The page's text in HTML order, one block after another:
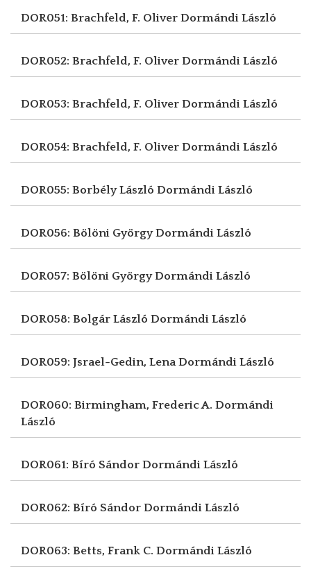
DOR051: Brachfeld, F. Oliver Dormándi László
DOR052: Brachfeld, F. Oliver Dormándi László
DOR053: Brachfeld, F. Oliver Dormándi László
DOR054: Brachfeld, F. Oliver Dormándi László
DOR055: Borbély László Dormándi László
DOR056: Bölöni GyörgyDormándi László
DOR057: Bölöni GyörgyDormándi László
DOR058: Bolgár László Dormándi László
DOR059: Jsrael-Gedin, LenaDormándi László
DOR060: Birmingham, Frederic A. Dormándi
László
DOR061: Bíró Sándor Dormándi László
DOR062: Bíró Sándor Dormándi László
DOR063: Betts, Frank C. Dormándi László